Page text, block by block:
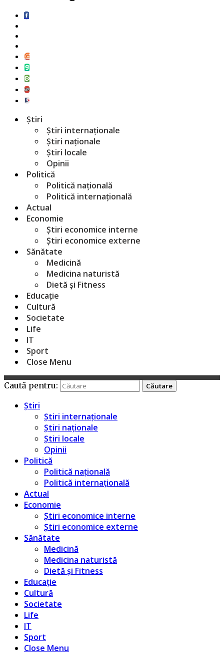
Știri
Știri internaționale
Știri naționale
Știri locale
Opinii
Politică
Politică națională
Politică internațională
Actual
Economie
Știri economice interne
Știri economice externe
Sănătate
Medicină
Medicina naturistă
Dietă și Fitness
Educație
Cultură
Societate
Life
IT
Sport
Close Menu
Caută pentru:
Știri
Știri internaționale
Știri naționale
Știri locale
Opinii
Politică
Politică națională
Politică internațională
Actual
Economie
Știri economice interne
Știri economice externe
Sănătate
Medicină
Medicina naturistă
Dietă și Fitness
Educație
Cultură
Societate
Life
IT
Sport
Close Menu